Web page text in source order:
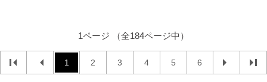
1ページ （全184ページ中）
1 2 3 4 5 6